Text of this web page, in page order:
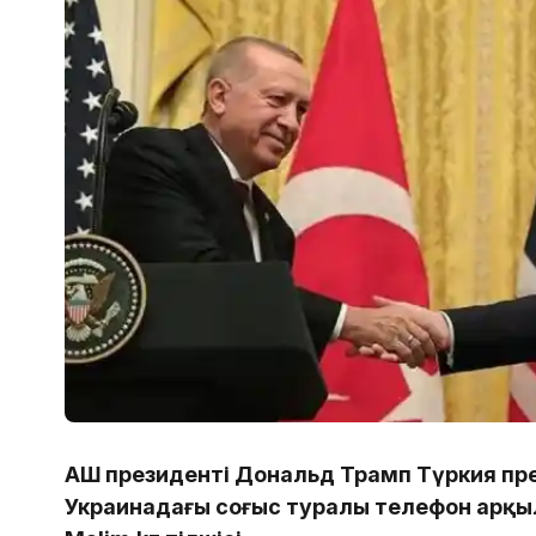
АҚШ президенті Дональд Трамп Түркия
Украинадағы соғыс туралы телефон